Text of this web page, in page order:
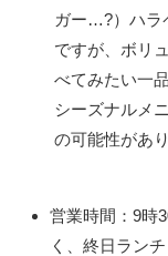
ガー…?）ハラ
ですが、ボリ
べてみたい一
シーズナルメ
の可能性があり
営業時間：9時
く、終日ラン